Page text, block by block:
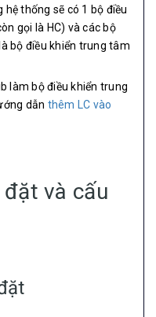
thống sẽ có 1 bộ điều
gọi là HC) và các bộ
bộ điều khiển trung tâm
làm bộ điều khiển trung
dẫn thêm LC vào
và cấu